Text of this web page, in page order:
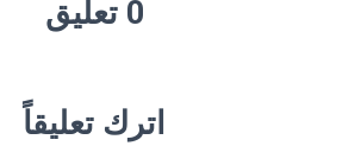
0 تعليق
اترك تعليقاً